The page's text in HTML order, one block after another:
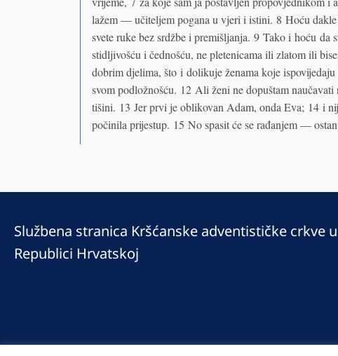
lažem — učiteljem pogana u vjeri i istini. 8 Hoću
svete ruke bez srdžbe i premišljanja. 9 Tako i hoću da
stidljivošću i čednošću, ne pletenicama ili zlatom ili
dobrim djelima, što i dolikuje ženama koje
svom podložnošću. 12 Ali ženi ne dopuštam
tišini. 13 Jer prvi je oblikovan Adam, onda Eva; 14 i
počinila prijestup. 15 No spasit će se rađanjem —
Službena stranica Kršćanske adventističke crkve u
Republici Hrvatskoj